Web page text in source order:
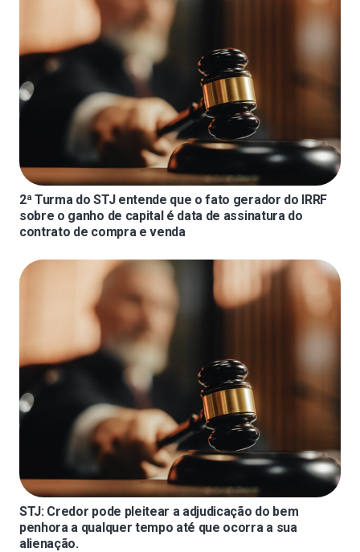
2ª Turma do STJ entende que o fato gerador do IRRF
sobre o ganho de capital é data de assinatura do
contrato de compra e venda
STJ: Credor pode pleitear a adjudicação do bem
penhora a qualquer tempo até que ocorra a sua
alienação.